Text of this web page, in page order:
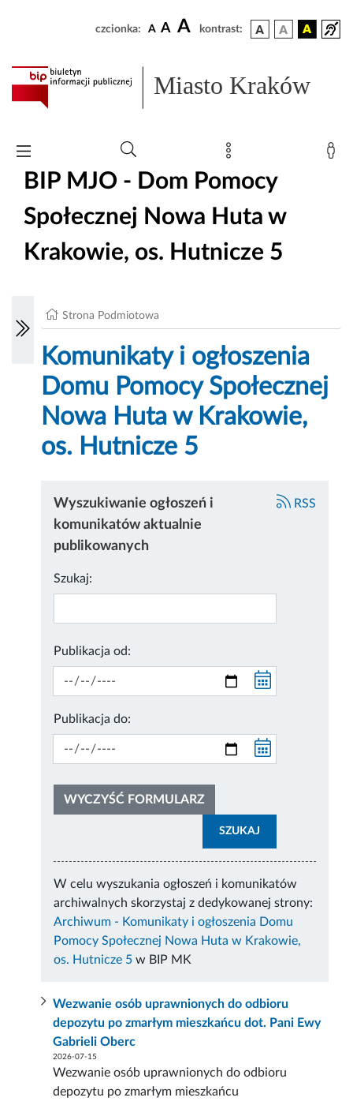
czcionka: A A A kontrast:
Miasto Kraków
BIP MJO - Dom Pomocy
Społecznej Nowa Huta w
Krakowie, os. Hutnicze 5
Strona Podmiotowa
Komunikaty i ogłoszenia
Domu Pomocy Społecznej
Nowa Huta w Krakowie,
os. Hutnicze 5
RSS
Wyszukiwanie ogłoszeń i
komunikatów aktualnie
publikowanych
Szukaj:
Publikacja od:
Publikacja do:
WYCZYŚĆ FORMULARZ
SZUKAJ
W celu wyszukania ogłoszeń i komunikatów
archiwalnych skorzystaj z dedykowanej strony:
Archiwum - Komunikaty i ogłoszenia Domu
Pomocy Społecznej Nowa Huta w Krakowie,
os. Hutnicze 5 w BIP MK
Wezwanie osób uprawnionych do odbioru
depozytu po zmarłym mieszkańcu dot. Pani Ewy
Gabrieli Oberc
2026-07-15
Wezwanie osób uprawnionych do odbioru
depozytu po zmarłym mieszkańcu